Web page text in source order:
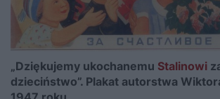
„Dziękujemy ukochanemu Stalinowi
dzieciństwo”. Plakat autorstwa